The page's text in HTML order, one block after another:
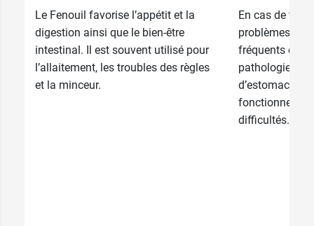
Le Fenouil favorise l’appétit et la
digestion ainsi que le bien-être
intestinal. Il est souvent utilisé pour
l’allaitement, les troubles des règles
et la minceur.
En cas de
problèmes liés
fréquents et
pathologies
d’estomac et
difficultés...